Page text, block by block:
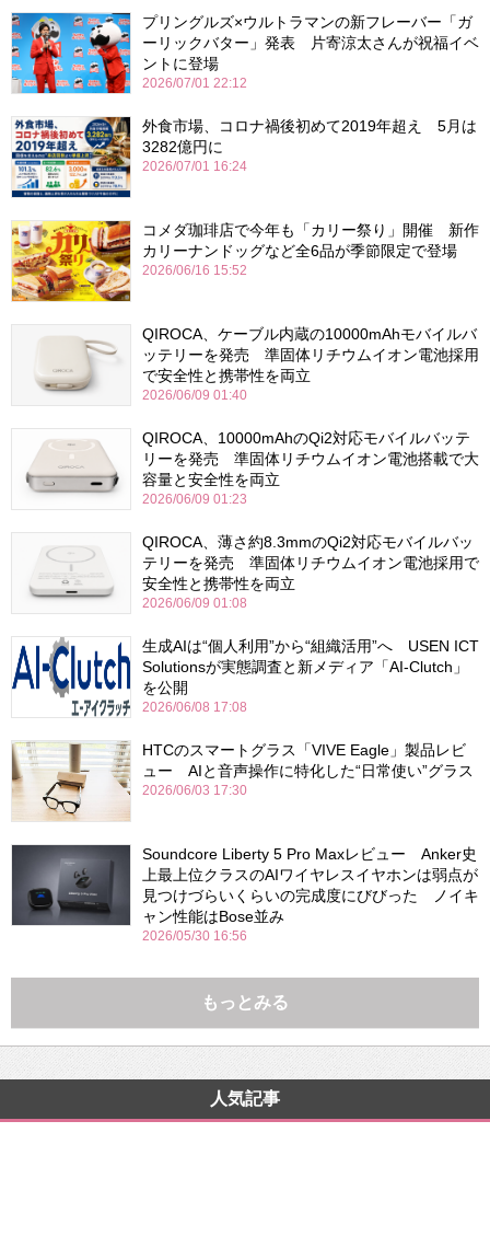
プリングルズ×ウルトラマンの新フレーバー「ガ
ーリックバター」発表 片寄涼太さんが祝福イベ
ントに登場
2026/07/01 22:12
外食市場、コロナ禍後初めて2019年超え 5月は
3282億円に
2026/07/01 16:24
コメダ珈琲店で今年も「カリー祭り」開催 新作
カリーナンドッグなど全6品が季節限定で登場
2026/06/16 15:52
QIROCA、ケーブル内蔵の10000mAhモバイルバ
ッテリーを発売 準固体リチウムイオン電池採用
で安全性と携帯性を両立
2026/06/09 01:40
QIROCA、10000mAhのQi2対応モバイルバッテ
リーを発売 準固体リチウムイオン電池搭載で大
容量と安全性を両立
2026/06/09 01:23
QIROCA、薄さ約8.3mmのQi2対応モバイルバッ
テリーを発売 準固体リチウムイオン電池採用で
安全性と携帯性を両立
2026/06/09 01:08
生成AIは“個人利用”から“組織活用”へ USEN ICT
Solutionsが実態調査と新メディア「AI-Clutch」
を公開
2026/06/08 17:08
HTCのスマートグラス「VIVE Eagle」製品レビ
ュー AIと音声操作に特化した“日常使い”グラス
2026/06/03 17:30
Soundcore Liberty 5 Pro Maxレビュー Anker史
上最上位クラスのAIワイヤレスイヤホンは弱点が
見つけづらいくらいの完成度にびびった ノイキ
ャン性能はBose並み
2026/05/30 16:56
もっとみる
人気記事